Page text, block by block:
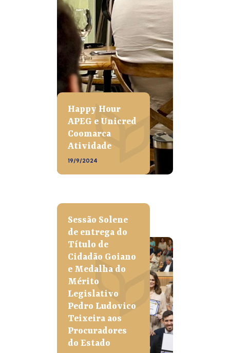
Happy Hour
APEG e Unicred
Coomarca
Atividade
19/9/2024
Sessão Solene
de entrega do
Título de
Cidadão Goiano
e Medalha do
Mérito
Legislativo
Pedro Ludovico
Teixeira aos
Procuradores
do Estado